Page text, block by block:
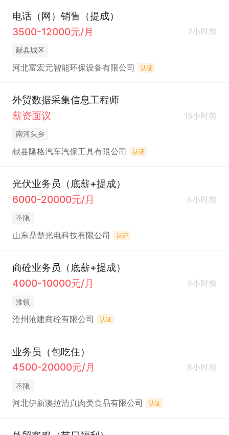
电话（网）销售（提成）
3500-12000元/月
2小时前
献县城区
河北富宏元智能环保设备有限公司 认证
外贸数据采集信息工程师
薪资面议
15小时前
南河头乡
献县隆格汽车汽保工具有限公司 认证
光伏业务员（底薪+提成）
6000-20000元/月
6小时前
不限
山东鼎楚光电科技有限公司 认证
商砼业务员（底薪+提成）
4000-10000元/月
9小时前
淮镇
沧州沧建商砼有限公司 认证
业务员（包吃住）
4500-20000元/月
6小时前
不限
河北伊新澳拉清真肉类食品有限公司 认证